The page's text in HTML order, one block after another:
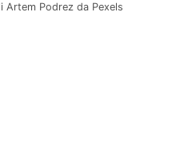
Artem Podrez da Pexels